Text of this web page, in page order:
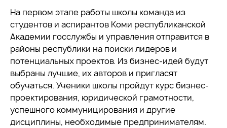
На первом этапе работы школы команда из
студентов и аспирантов Коми республиканской
Академии госслужбы и управления отправится в
районы республики на поиски лидеров и
потенциальных проектов. Из бизнес-идей будут
выбраны лучшие, их авторов и пригласят
обучаться. Ученики школы пройдут курс бизнес-
проектирования, юридической грамотности,
успешного коммуницирования и другие
дисциплины, необходимые предпринимателям.